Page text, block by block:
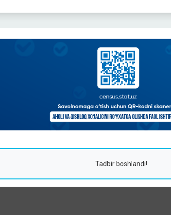
Tadbir boshlandi!